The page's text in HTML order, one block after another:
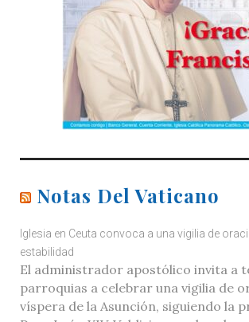
Notas Del Vaticano
Iglesia en Ceuta convoca a una vigilia de
estabilidad
El administrador apostólico invita a
parroquias a celebrar una vigilia de
víspera de la Asunción, siguiendo la